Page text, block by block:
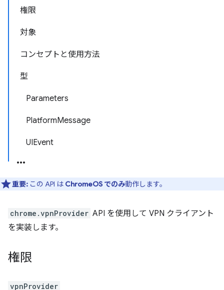
権限
対象
コンセプトと使用方法
型
Parameters
PlatformMessage
UIEvent
重要: この API は ChromeOS でのみ動作します。
chrome.vpnProvider API を使用して VPN クライアント
を実装します。
権限
vpnProvider